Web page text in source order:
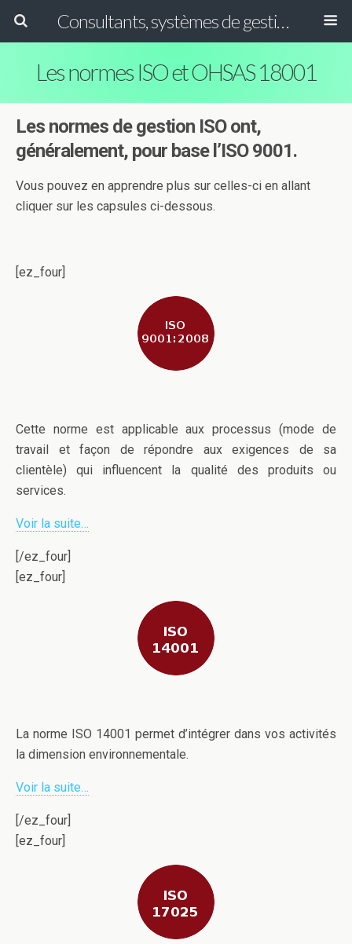
Consultants, systèmes de gestion ISO, HACCP et GFSI
Les normes ISO et OHSAS 18001
Les normes de gestion ISO ont,
généralement, pour base l’ISO 9001.
Vous pouvez en apprendre plus sur celles-ci en allant
cliquer sur les capsules ci-dessous.
[ez_four]
Cette norme est applicable aux processus (mode de
travail et façon de répondre aux exigences de sa
clientèle) qui influencent la qualité des produits ou
services.
Voir la suite…
[/ez_four]
[ez_four]
La norme ISO 14001 permet d’intégrer dans vos activités
la dimension environnementale.
Voir la suite…
[/ez_four]
[ez_four]